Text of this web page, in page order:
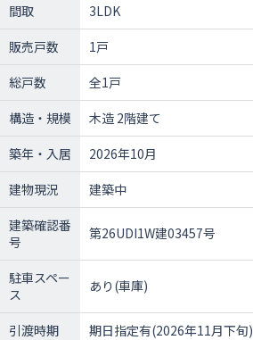
間取
3LDK
販売戸数
1戸
総戸数
全1戸
構造・規模
木造 2階建て
築年・入居
2026年10月
建物現況
建築中
建築確認番
号
第26UDI1W建03457号
駐車スペー
ス
あり(車庫)
引渡時期
期日指定有(2026年11月下旬)